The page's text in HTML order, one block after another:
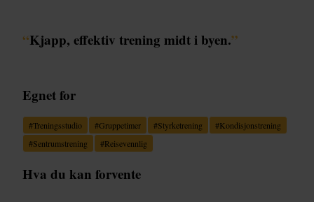
“Kjapp, effektiv trening midt i byen.”
Egnet for
#Treningsstudio #Gruppetimer #Styrketrening #Kondisjonstrening
#Sentrumstrening #Reisevennlig
Hva du kan forvente